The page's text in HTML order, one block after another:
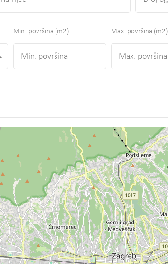
Min. površina (m2) Max. površina (m2)